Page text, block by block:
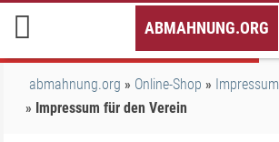
Inhalt
springen
ABMAHNUNG.ORG
abmahnung.org Online-Shop
Impressum
Impressum für den Verein